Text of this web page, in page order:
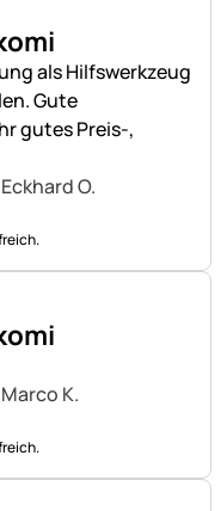
als Hilfswerkzeug
Gute
gutes Preis-,
O.
K.